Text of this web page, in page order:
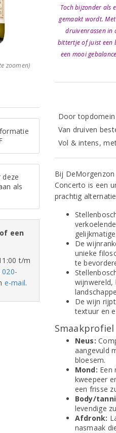
zoomen)
als
een
t/m
020-
e-mail.
Toch bijzonder als
gemaakt wordt.
druivenrassen in
bittertje of juist een
een mooi
Door
Van druiven
Vol & intens,
Bij
Concerto is een
prachtig
De
unieke
te
wijnwereld,
De wijn
textuur en
Smaakprofiel
Neus:
aangevuld
bloesem.
Mond: Een
kweepeer
een frisse
Body/
levendige
Afdronk:
nasmaak